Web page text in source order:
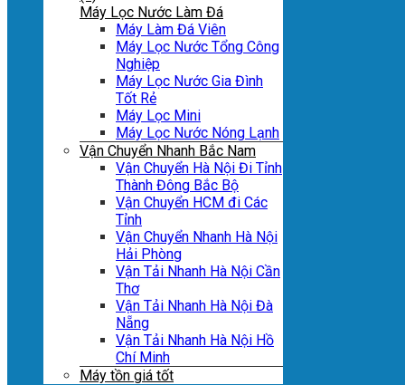
Máy Lọc Nước Làm Đá
Máy Làm Đá Viên
Máy Lọc Nước Tổng Công
Nghiệp
Máy Lọc Nước Gia Đình
Tốt Rẻ
Máy Lọc Mini
Máy Lọc Nước Nóng Lạnh
Vận Chuyển Nhanh Bắc Nam
Vận Chuyển Hà Nội Đi Tỉnh
Thành Đông Bắc Bộ
Vận Chuyển HCM đi Các
Tỉnh
Vận Chuyển Nhanh Hà Nội
Hải Phòng
Vận Tải Nhanh Hà Nội Cần
Thơ
Vận Tải Nhanh Hà Nội Đà
Nẵng
Vận Tải Nhanh Hà Nội Hồ
Chí Minh
Máy tồn giá tốt